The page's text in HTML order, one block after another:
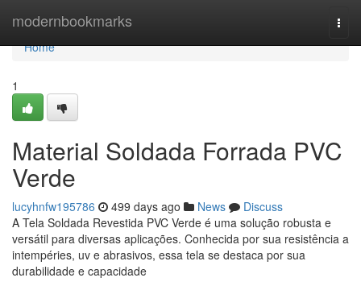
modernbookmarks
Home
Home
1
Material Soldada Forrada PVC
Verde
lucyhnfw195786 499 days ago News
Discuss
A Tela Soldada Revestida PVC Verde é uma solução robusta e
versátil para diversas aplicações. Conhecida por sua resistência a
intempéries, uv e abrasivos, essa tela se destaca por sua
durabilidade e capacidade